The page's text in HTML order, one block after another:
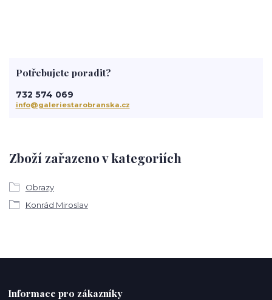
Zboží zařazeno v kategoriích
Obrazy
Konrád Miroslav
Potřebujete poradit?
732 574 069
info@galeriestarobranska.cz
Informace pro zákazníky